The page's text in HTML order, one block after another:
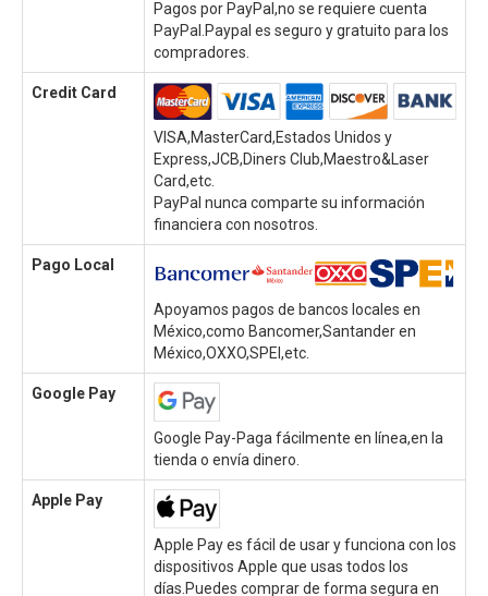
Pagos por PayPal,no se requiere cuenta
PayPal.Paypal es seguro y gratuito para los
compradores.
Credit Card
VISA,MasterCard,Estados Unidos y
Express,JCB,Diners Club,Maestro&Laser
Card,etc.
PayPal nunca comparte su información
financiera con nosotros.
Pago Local
Apoyamos pagos de bancos locales en
México,como Bancomer,Santander en
México,OXXO,SPEI,etc.
Google Pay
Google Pay-Paga fácilmente en línea,en la
tienda o envía dinero.
Apple Pay
Apple Pay es fácil de usar y funciona con los
dispositivos Apple que usas todos los
días.Puedes comprar de forma segura en